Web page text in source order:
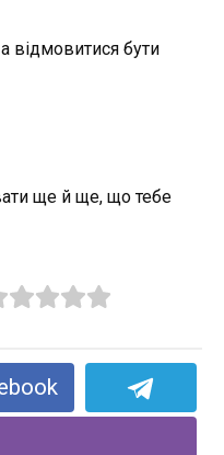
а відмовитися бути
ще й ще, що тебе